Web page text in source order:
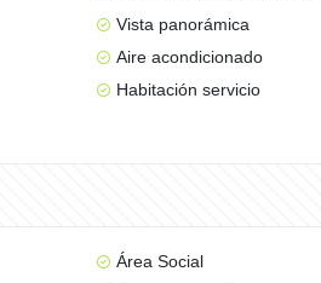
Vista panorámica
Aire acondicionado
Habitación servicio
Área Social